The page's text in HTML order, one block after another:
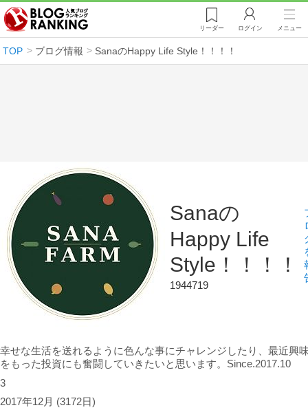
リーダー ログイン メニュー
TOP ブログ情報 SanaのHappy Life Style！！！！
Sanaの
Happy Life
Style！！！！
1944719
幸せな生活を送れるように色んな事にチャレンジしたり、最近興
をもった投資にも奮闘していきたいと思います。Since.2017.10
3
2017年12月 (3172日)